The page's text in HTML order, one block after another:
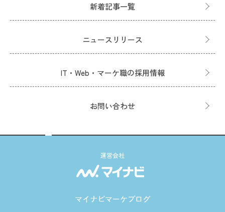
新着記事一覧
ニュースリリース
IT・Web・マーケ職の採用情報
お問い合わせ
運営会社
マイナビマーケブログ